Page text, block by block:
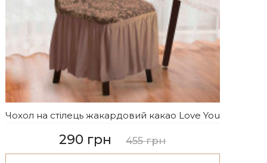
Чохол на стілець жакардовий какао Love You
290 грн 455 грн